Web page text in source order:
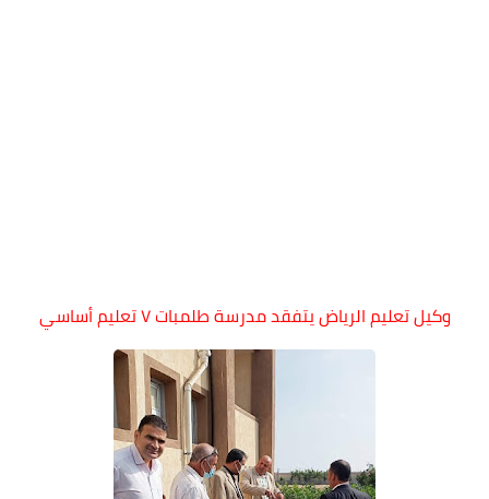
وكيل تعليم الرياض يتفقد مدرسة طلمبات ٧ تعليم أساسي